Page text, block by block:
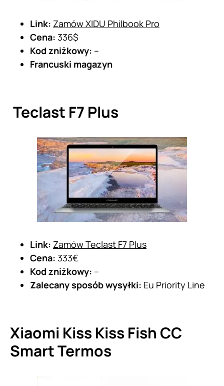
Link: Zamów XIDU Philbook Pro
Cena: 336$
Kod zniżkowy: –
Francuski magazyn
Teclast F7 Plus
Link: Zamów Teclast F7 Plus
Cena: 333€
Kod zniżkowy: –
Zalecany sposób wysyłki: Eu Priority Line
Xiaomi Kiss Kiss Fish CC
Smart Termos